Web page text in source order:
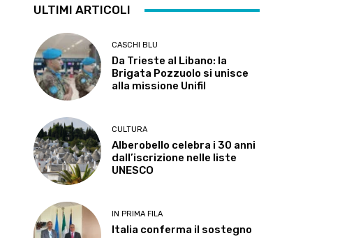
ULTIMI ARTICOLI
CASCHI BLU
Da Trieste al Libano: la
Brigata Pozzuolo si unisce
alla missione Unifil
CULTURA
Alberobello celebra i 30 anni
dall’iscrizione nelle liste
UNESCO
IN PRIMA FILA
Italia conferma il sostegno